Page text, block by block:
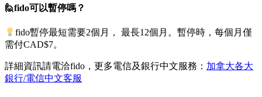
🙋fido可以暫停嗎？
fido暫停最短需要2個月， 最長12個月。暫停時，每個月僅
需付CAD$7。
詳細資訊請電洽fido，更多電信及銀行中文服務： 加拿大各大
銀行/電信中文客服